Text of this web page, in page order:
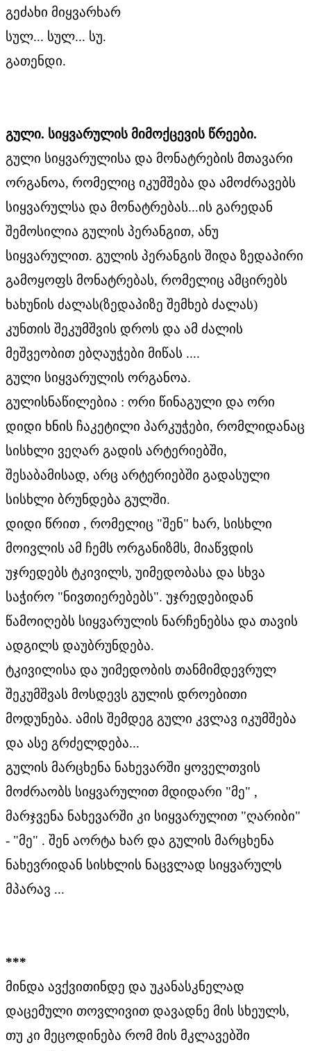
გეძახი მიყვარხარ
სულ... სულ... სუ.
გათენდი.
გული. სიყვარულის მიმოქცევის წრეები.
გული სიყვარულისა და მონატრების მთავარი
ორგანოა, რომელიც იკუმშება და ამოძრავებს
სიყვარულსა და მონატრებას...ის გარედან
შემოსილია გულის პერანგით, ანუ
სიყვარულით. გულის პერანგის შიდა ზედაპირი
გამოყოფს მონატრებას, რომელიც ამცირებს
ხახუნის ძალას(ზედაპიზე შემხებ ძალას)
კუნთის შეკუმშვის დროს და ამ ძალის
მეშვეობით ებღაუჭები მიწას ....
გული სიყვარულის ორგანოა.
გულისნაწილებია : ორი წინაგული და ორი
დიდი ხნის ჩაკეტილი პარკუჭები, რომლიდანაც
სისხლი ვეღარ გადის არტერიებში,
შესაბამისად, არც არტერიებში გადასული
სისხლი ბრუნდება გულში.
დიდი წრით , რომელიც "შენ" ხარ, სისხლი
მოივლის ამ ჩემს ორგანიზმს, მიაწვდის
უჯრედებს ტკივილს, უიმედობასა და სხვა
საჭირო "ნივთიერებებს". უჯრედებიდან
წამოიღებს სიყვარულის ნარჩენებსა და თავის
ადგილს დაუბრუნდება.
ტკივილისა და უიმედობის თანმიმდევრულ
შეკუმშვას მოსდევს გულის დროებითი
მოდუნება. ამის შემდეგ გული კვლავ იკუმშება
და ასე გრძელდება...
გულის მარცხენა ნახევარში ყოველთვის
მოძრაობს სიყვარულით მდიდარი "მე" ,
მარჯვენა ნახევარში კი სიყვარულით "ღარიბი"
- "მე" . შენ აორტა ხარ და გულის მარცხენა
ნახევრიდან სისხლის ნაცვლად სიყვარულს
მპარავ ...
***
მინდა ავქვითინდე და უკანასკნელად
დაცემული თოვლივით დავადნე მის სხეულს,
თუ კი მეცოდინება რომ მის მკლავებში